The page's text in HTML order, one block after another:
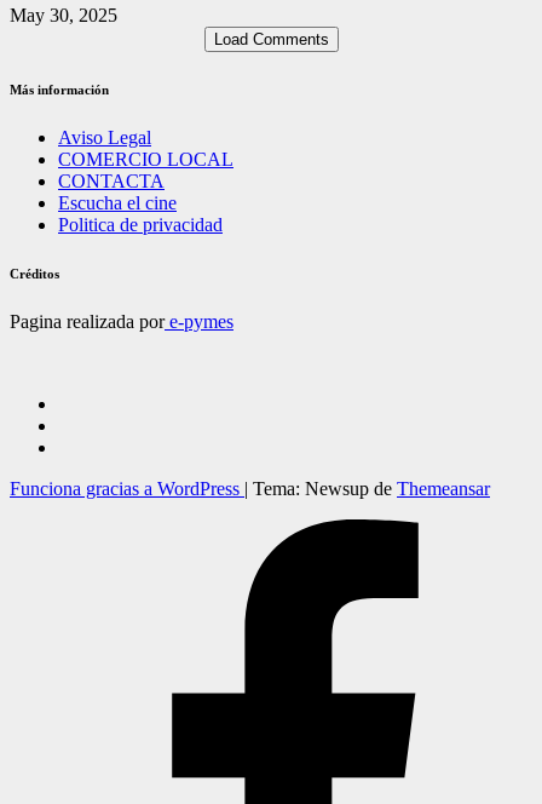
May 30, 2025
Load Comments
Más información
Aviso Legal
COMERCIO LOCAL
CONTACTA
Escucha el cine
Politica de privacidad
Créditos
Pagina realizada pore-pymes
Funciona gracias a WordPress | Tema: Newsup de Themeansar